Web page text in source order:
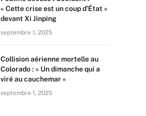
« Cette crise est un coup d’État »
devant Xi Jinping
septembre 1, 2025
Collision aérienne mortelle au
Colorado : « Un dimanche qui a
viré au cauchemar »
septembre 1, 2025